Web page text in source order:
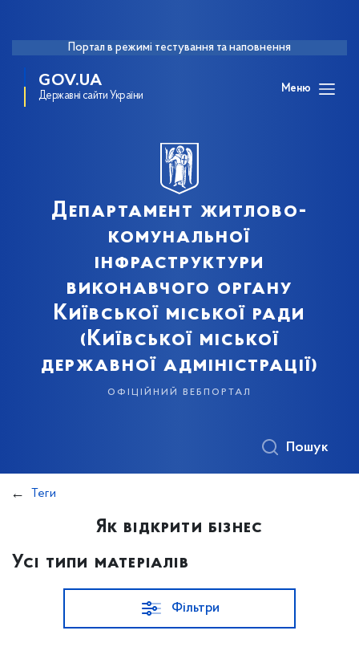
Портал в режимі тестування та наповнення
GOV.UA
Державні сайти України
Меню
Департамент житлово-
комунальної
інфраструктури
виконавчого органу
Київської міської ради
(Київської міської
державної адміністрації)
офіційний вебпортал
Пошук
Теги
Як відкрити бізнес
Усі типи матеріалів
Фільтри